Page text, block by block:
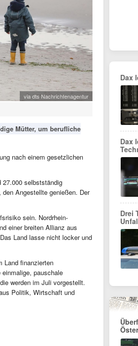
via dts Nachrichtenagentur
Mütter, um berufliche
nach einem gesetzlichen
selbstständig
Angestellte genießen. Der
sein. Nordrhein-
einer breiten Allianz aus
Land lasse nicht locker und
Land finanzierten
pauschale
werden im Juli vorgestellt.
Politik, Wirtschaft und
Dax
Dax
Drei